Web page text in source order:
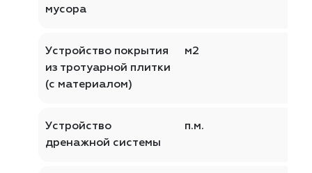
мусора
Устройство покрытия
из тротуарной плитки
(с материалом)
м2
Устройство
дренажной системы
п.м.